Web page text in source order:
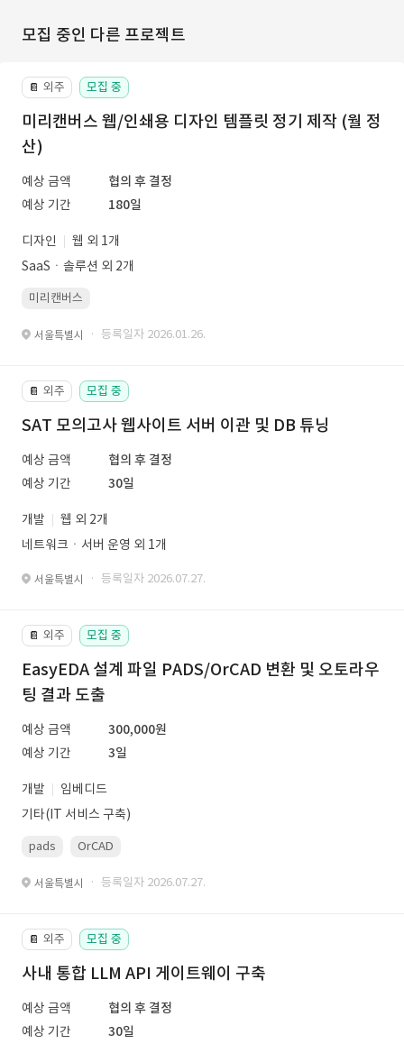
모집 중인 다른 프로젝트
📔 외주 모집 중
미리캔버스 웹/인쇄용 디자인 템플릿 정기 제작 (월 정
산)
예상 금액
협의 후 결정
예상 기간
180일
디자인
웹 외 1개
SaaSㆍ솔루션 외 2개
미리캔버스
서울특별시 · 등록일자 2026.01.26.
📔 외주 모집 중
SAT 모의고사 웹사이트 서버 이관 및 DB 튜닝
예상 금액
협의 후 결정
예상 기간
30일
개발
웹 외 2개
네트워크ㆍ서버 운영 외 1개
서울특별시 · 등록일자 2026.07.27.
📔 외주 모집 중
EasyEDA 설계 파일 PADS/OrCAD 변환 및 오토라우
팅 결과 도출
예상 금액
300,000원
예상 기간
3일
개발
임베디드
기타(IT 서비스 구축)
pads OrCAD
서울특별시 · 등록일자 2026.07.27.
📔 외주 모집 중
사내 통합 LLM API 게이트웨이 구축
예상 금액
협의 후 결정
예상 기간
30일